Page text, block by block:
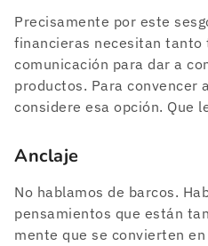
Precisamente por este
financieras necesitan tanto
comunicación para dar a
productos. Para convencer
considere esa opción. Que
Anclaje
No hablamos de barcos.
pensamientos que están
mente que se convierten